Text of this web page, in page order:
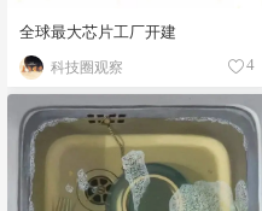
全球最大芯片工厂开建
科技圈观察 4